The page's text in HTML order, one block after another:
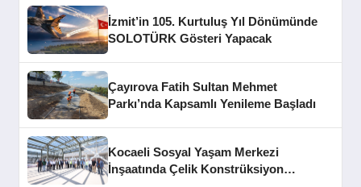
İzmit’in 105. Kurtuluş Yıl Dönümünde
SOLOTÜRK Gösteri Yapacak
Çayırova Fatih Sultan Mehmet
Parkı’nda Kapsamlı Yenileme Başladı
Kocaeli Sosyal Yaşam Merkezi
İnşaatında Çelik Konstrüksiyon